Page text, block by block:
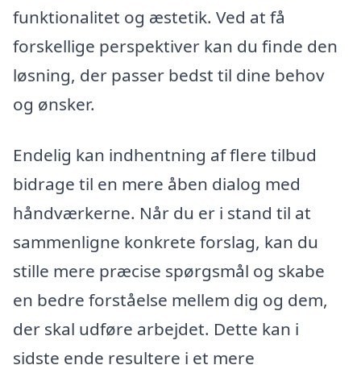
funktionalitet og æstetik. Ved at få
forskellige perspektiver kan du finde den
løsning, der passer bedst til dine behov
og ønsker.
Endelig kan indhentning af flere tilbud
bidrage til en mere åben dialog med
håndværkerne. Når du er i stand til at
sammenligne konkrete forslag, kan du
stille mere præcise spørgsmål og skabe
en bedre forståelse mellem dig og dem,
der skal udføre arbejdet. Dette kan i
sidste ende resultere i et mere